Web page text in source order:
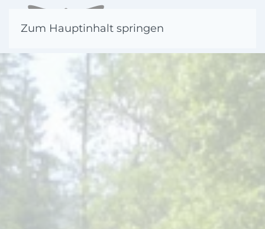
Zum Hauptinhalt springen